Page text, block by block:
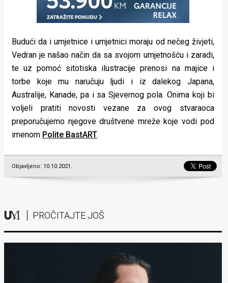
Budući da i umjetnice i umjetnici moraju od nečeg živjeti,
Vedran je našao način da sa svojom umjetnošću i zaradi,
te uz pomoć sitotiska ilustracije prenosi na majice i
torbe koje mu naručuju ljudi i iz dalekog Japana,
Australije, Kanade, pa i sa Sjevernog pola. Onima koji bi
voljeli pratiti novosti vezane za ovog stvaraoca
preporučujemo njegove društvene mreže koje vodi pod
imenom Polite BastART.
Objavljeno: 10.10.2021.
PROČITAJTE JOŠ